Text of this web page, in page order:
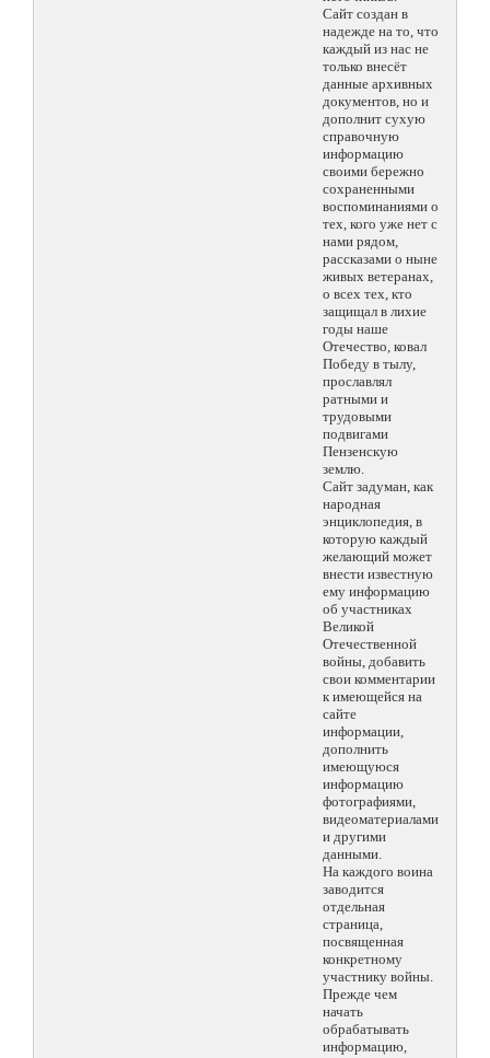
Сайт создан в
надежде на то, что
каждый из нас не
только внесёт
данные архивных
документов, но и
дополнит сухую
справочную
информацию
своими бережно
сохраненными
воспоминаниями о
тех, кого уже нет с
нами рядом,
рассказами о ныне
живых ветеранах,
о всех тех, кто
защищал в лихие
годы наше
Отечество, ковал
Победу в тылу,
прославлял
ратными и
трудовыми
подвигами
Пензенскую
землю.
Сайт задуман, как
народная
энциклопедия, в
которую каждый
желающий может
внести известную
ему информацию
об участниках
Великой
Отечественной
войны, добавить
свои комментарии
к имеющейся на
сайте
информации,
дополнить
имеющуюся
информацию
фотографиями,
видеоматериалами
и другими
данными.
На каждого воина
заводится
отдельная
страница,
посвященная
конкретному
участнику войны.
Прежде чем
начать
обрабатывать
информацию,